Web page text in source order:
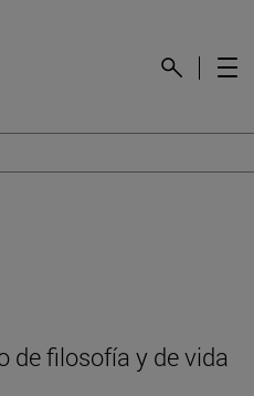
de filosofía y de vida